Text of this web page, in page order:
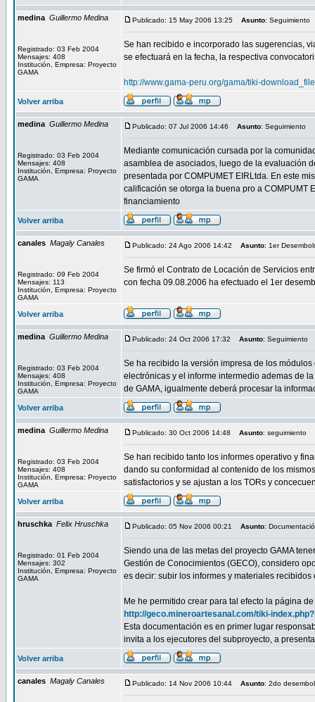
medina Guillermo Medina
Registrado: 03 Feb 2004
Mensajes: 408
Institución, Empresa: Proyecto
GAMA
Publicado: 15 May 2006 13:25 Asunto: Seguimiento
Se han recibido e incorporado las sugerencias,
se efectuará en la fecha, la respectiva
http://www.gama-peru.org/gama/tiki-
Volver arriba
medina Guillermo Medina
Registrado: 03 Feb 2004
Mensajes: 408
Institución, Empresa: Proyecto
GAMA
Publicado: 07 Jul 2006 14:46 Asunto: Seguimiento
Mediante comunicación cursada por la
asamblea de asociados, luego de la evaluación
presentada por COMPUMET EIRLtda. En este
calificación se otorga la buena pro a COMPUMT
financiamiento
Volver arriba
canales Magaly Canales
Registrado: 09 Feb 2004
Mensajes: 113
Institución, Empresa: Proyecto
GAMA
Publicado: 24 Ago 2006 14:42 Asunto: 1er
Se firmó el Contrato de Locación de Servicios
con fecha 09.08.2006 ha efectuado el 1er
Volver arriba
medina Guillermo Medina
Registrado: 03 Feb 2004
Mensajes: 408
Institución, Empresa: Proyecto
GAMA
Publicado: 24 Oct 2006 17:32 Asunto: Seguimiento
Se ha recibido la versión impresa de los
electrónicas y el informe intermedio ademas de
de GAMA, igualmente deberá procesar la
Volver arriba
medina Guillermo Medina
Registrado: 03 Feb 2004
Mensajes: 408
Institución, Empresa: Proyecto
GAMA
Publicado: 30 Oct 2006 14:48 Asunto: seguimiento
Se han recibido tanto los informes operativo y
dando su conformidad al contenido de los
satisfactorios y se ajustan a los TORs y
Volver arriba
hruschka Felix Hruschka
Registrado: 01 Feb 2004
Mensajes: 302
Institución, Empresa: Proyecto
GAMA
Publicado: 05 Nov 2006 00:21 Asunto:
Siendo una de las metas del proyecto GAMA
Gestión de Conocimientos (GECO), considero
es decir: subir los informes y materiales
Me he permitido crear para tal efecto la página
http://geco.mineroartesanal.com/tiki-
Esta documentación es en primer lugar
invita a los ejecutores del subproyecto, a
Volver arriba
canales Magaly Canales Publicado: 14 Nov 2006 10:44 Asunto: 2do